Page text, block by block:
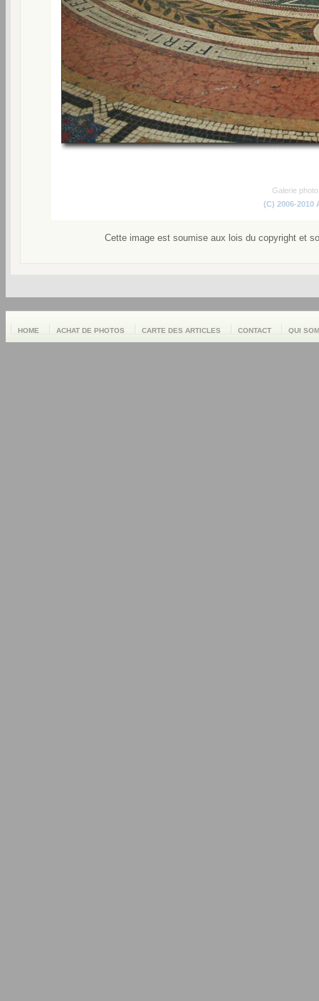
Galerie
(C) 2006-2010
Cette image est soumise aux lois du copyright et
HOME ACHAT DE PHOTOS CARTE DES ARTICLES CONTACT QUI